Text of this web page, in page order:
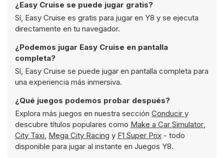
¿Easy Cruise se puede jugar gratis?
Sí, Easy Cruise es gratis para jugar en Y8 y se ejecuta
directamente en tu navegador.
¿Podemos jugar Easy Cruise en pantalla
completa?
Sí, Easy Cruise se puede jugar en pantalla completa para
una experiencia más inmersiva.
¿Qué juegos podemos probar después?
Explora más juegos en nuestra sección Conducir y
descubre títulos populares como Make a Car Simulator,
City Taxi, Mega City Racing y F1 Super Prix - todo
disponible para jugar al instante en Juegos Y8.